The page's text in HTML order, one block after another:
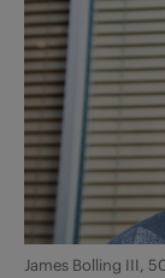
James Bolling III,